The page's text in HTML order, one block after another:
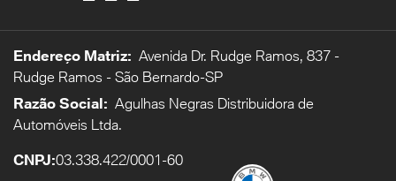
Endereço Matriz: Avenida Dr. Rudge Ramos, 837 -
Rudge Ramos - São Bernardo-SP
Razão Social: Agulhas Negras Distribuidora de
Automóveis Ltda.
CNPJ:03.338.422/0001-60